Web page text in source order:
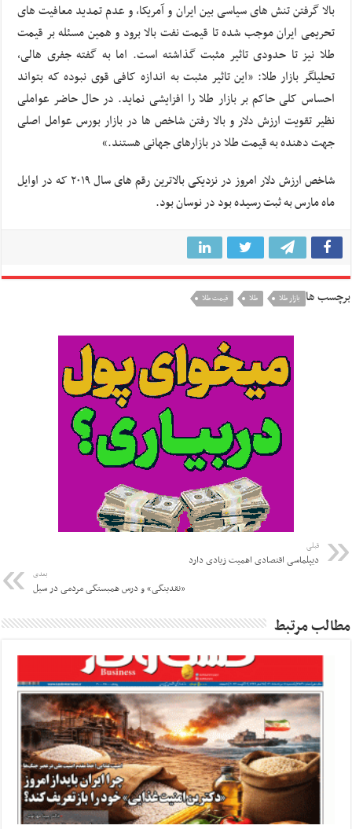
بالا گرفتن تنش های سیاسی بین ایران و آمریکا، و عدم تمدید معافیت های
تحریمی ایران موجب شده تا قیمت نفت بالا برود و همین مسئله بر قیمت
طلا نیز تا حدودی تاثیر مثبت گذاشته است. اما به گفته جفری هالی،
تحلیلگر بازار طلا: «این تاثیر مثبت به اندازه کافی قوی نبوده که بتواند
احساس کلی حاکم بر بازار طلا را افزایشی نماید. در حال حاضر عواملی
نظیر تقویت ارزش دلار و بالا رفتن شاخص ها در بازار بورس عوامل اصلی
جهت دهنده به قیمت طلا در بازارهای جهانی هستند.»
شاخص ارزش دلار امروز در نزدیکی بالاترین رقم های سال ۲۰۱۹ که در اوایل
ماه مارس به ثبت رسیده بود در نوسان بود.
برچسب ها بازار طلا طلا قیمت طلا
قبلی
دیپلماسی اقتصادی اهمیت زیادی دارد
بعدی
«نقدینگی» و درس همبستگی مردمی در سیل
مطالب مرتبط